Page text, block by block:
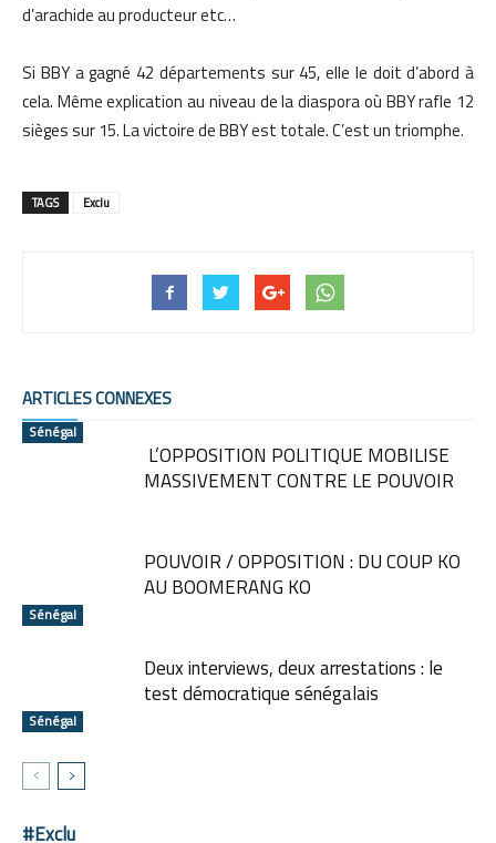
d’arachide au producteur etc…
Si BBY a gagné 42 départements sur 45, elle le doit d’abord à
cela. Même explication au niveau de la diaspora où BBY rafle 12
sièges sur 15. La victoire de BBY est totale. C’est un triomphe.
TAGS Exclu
ARTICLES CONNEXES
Sénégal
L’OPPOSITION POLITIQUE MOBILISE
MASSIVEMENT CONTRE LE POUVOIR
Sénégal
POUVOIR / OPPOSITION : DU COUP KO
AU BOOMERANG KO
Sénégal
Deux interviews, deux arrestations : le
test démocratique sénégalais
#Exclu